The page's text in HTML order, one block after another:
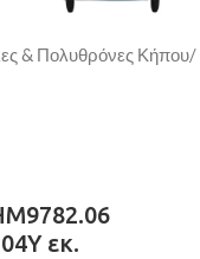
& Πολυθρόνες Κήπου/
εκ.